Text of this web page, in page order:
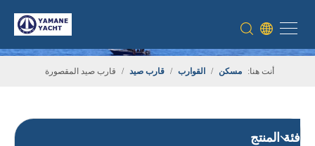
أنت هنا: مسكن / القوارب / قارب صيد / قارب صيد المقصورة
فئة المنتج